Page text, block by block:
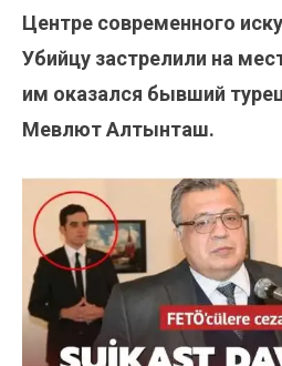
Центре современного
Убийцу застрелили на
им оказался бывший
Мевлют Алтынташ.